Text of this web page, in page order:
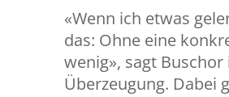
«Wenn ich etwas
das: Ohne eine
wenig», sagt
Überzeugung. Dabei